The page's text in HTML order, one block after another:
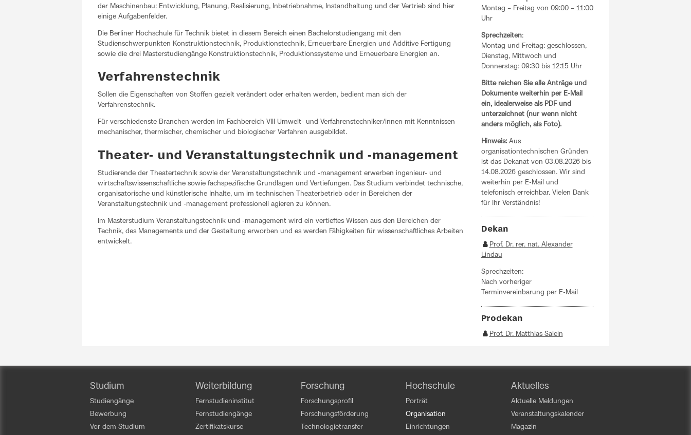
der Maschinenbau: Entwicklung, Planung, Realisierung, Inbetriebnahme, Instandhaltung und der Vertrieb sind hier
einige Aufgabenfelder.
Die Berliner Hochschule für Technik bietet in diesem Bereich einen Bachelorstudiengang mit den
Studienschwerpunkten Konstruktionstechnik, Produktionstechnik, Erneuerbare Energien und Additive Fertigung
sowie die drei Masterstudiengänge Konstruktionstechnik, Produktionssysteme und Erneuerbare Energien an.
Verfahrenstechnik
Sollen die Eigenschaften von Stoffen gezielt verändert oder erhalten werden, bedient man sich der
Verfahrenstechnik.
Für verschiedenste Branchen werden im Fachbereich VIII Umwelt- und Verfahrenstechniker/innen mit Kenntnissen
mechanischer, thermischer, chemischer und biologischer Verfahren ausgebildet.
Theater- und Veranstaltungstechnik und -management
Studierende der Theatertechnik sowie der Veranstaltungstechnik und -management erwerben ingenieur- und
wirtschaftswissenschaftliche sowie fachspezifische Grundlagen und Vertiefungen. Das Studium verbindet technische,
organisatorische und künstlerische Inhalte, um im technischen Theaterbetrieb oder in Bereichen der
Veranstaltungstechnik und -management professionell agieren zu können.
Im Masterstudium Veranstaltungstechnik und -management wird ein vertieftes Wissen aus den Bereichen der
Technik, des Managements und der Gestaltung erworben und es werden Fähigkeiten für wissenschaftliches Arbeiten
entwickelt.
Montag – Freitag von 09:00 – 11:00
Uhr
Sprechzeiten:
Montag und Freitag: geschlossen,
Dienstag, Mittwoch und
Donnerstag: 09:30 bis 12:15 Uhr
Bitte reichen Sie alle Anträge und
Dokumente weiterhin per E-Mail
ein, idealerweise als PDF und
unterzeichnet (nur wenn nicht
anders möglich, als Foto).
Hinweis:Aus
organisationtechnischen Gründen
ist das Dekanat von 03.08.2026 bis
14.08.2026 geschlossen. Wir sind
weiterhin per E-Mail und
telefonisch erreichbar. Vielen Dank
für Ihr Verständnis!
Dekan
Prof. Dr. rer. nat. Alexander
Lindau
Sprechzeiten:
Nach vorheriger
Terminvereinbarung per E-Mail
Prodekan
Prof. Dr. Matthias Salein
Studium
Studiengänge
Bewerbung
Vor dem Studium
Weiterbildung
Fernstudieninstitut
Fernstudiengänge
Zertifikatskurse
Forschung
Forschungsprofil
Forschungsförderung
Technologietransfer
Hochschule
Porträt
Organisation
Einrichtungen
Aktuelles
Aktuelle Meldungen
Veranstaltungskalender
Magazin